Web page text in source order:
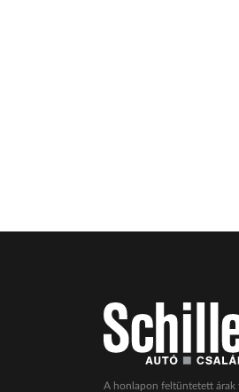
A honlapon feltüntetett árak